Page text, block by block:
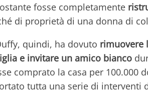
fosse completamente
di proprietà di una donna di
quindi, ha dovuto rimuovere
e invitare un amico bianco
comprato la casa per 100.000
tutta una serie di interventi